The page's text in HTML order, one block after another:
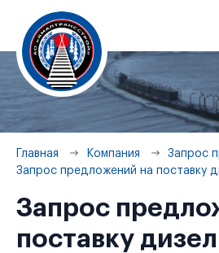
Главная Компания
Запрос
Запрос предложений на поставку
Запрос
поставку